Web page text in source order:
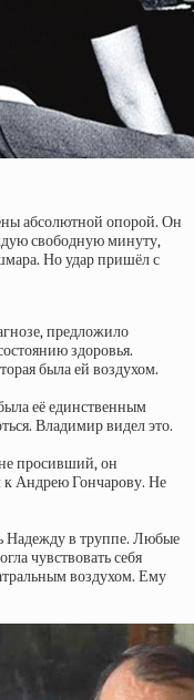
абсолютной опорой. Он
свободную минуту,
Но удар пришёл с
предложило
здоровья.
была ей воздухом.
её единственным
Владимир видел это.
просивший, он
к Андрею Гончарову. Не
Надежду в труппе. Любые
чувствовать себя
воздухом. Ему